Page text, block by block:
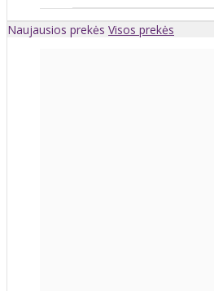
Naujausios prekės Visos prekės